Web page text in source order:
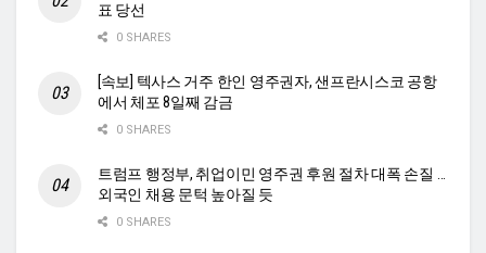
표 당선
0 SHARES
[속보] 텍사스 거주 한인 영주권자, 샌프란시스코 공항
에서 체포 8일째 감금
0 SHARES
트럼프 행정부, 취업이민 영주권 후원 절차 대폭 손질 …
외국인 채용 문턱 높아질 듯
0 SHARES